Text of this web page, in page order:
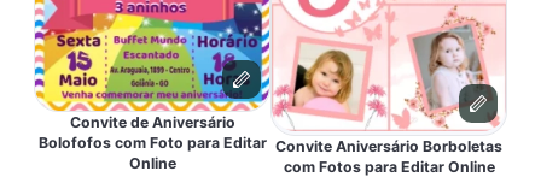
Convite de Aniversário
Bolofofos com Foto para Editar
Online
Convite Aniversário Borboletas
com Fotos para Editar Online